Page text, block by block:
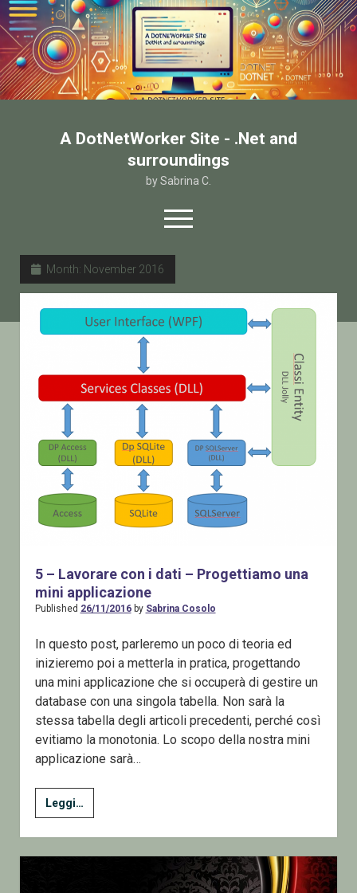
A DotNetWorker Site - .Net and
surroundings
by Sabrina C.
open
menu
twitter
Chi sono
Month: November 2016
5 – Lavorare con i dati – Progettiamo una
mini applicazione
Published 26/11/2016by Sabrina Cosolo
In questo post, parleremo un poco di teoria ed
inizieremo poi a metterla in pratica, progettando
una mini applicazione che si occuperà di gestire un
database con una singola tabella. Non sarà la
stessa tabella degli articoli precedenti, perché così
evitiamo la monotonia. Lo scopo della nostra mini
applicazione sarà…
Leggi…
–
Lavorare
con